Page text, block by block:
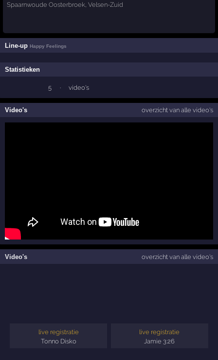
Spaarnwoude Oosterbroek ,Velsen-Zuid
Line-upHappy Feelings
Statistieken
5 · video's
Video's overzicht van alle video's
Video's overzicht van alle video's
live registratie
Tonno Disko
live registratie
Jamie 3:26